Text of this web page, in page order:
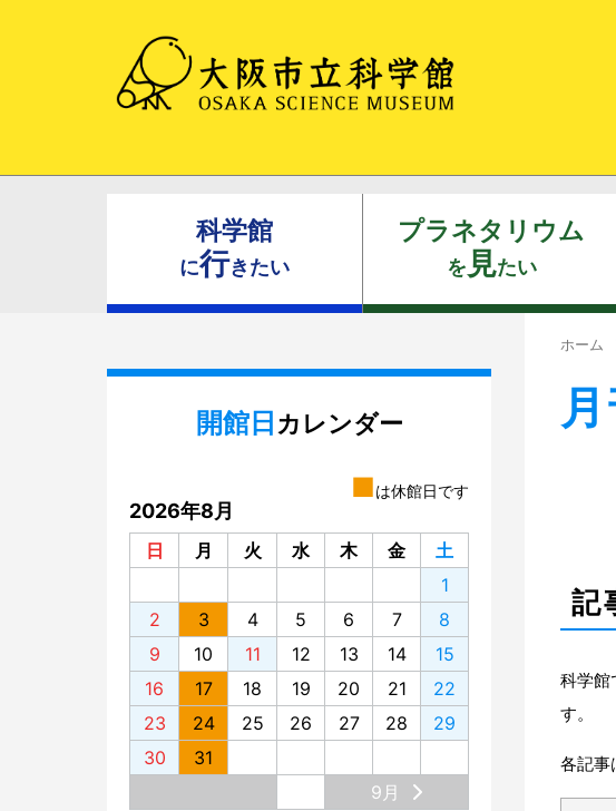
科学館
に行きたい
プラネタリウム
を 見たい
ホーム
記
科学館
す。
各記事
開館日 カレンダー
■は休館日です
2026年8月
日 月 火 水 木 金
土
1
2
3 4 5 6 7
8
9
10 11 12 13 14
15
16
17 18 19 20 21
22
23
24 25 26 27 28
29
30
31
9月